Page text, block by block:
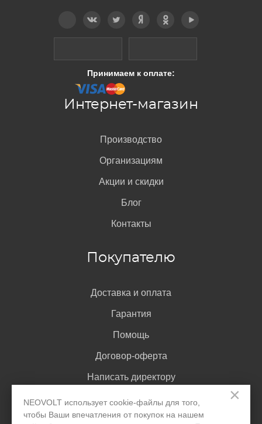
×
NEOVOLT использует cookie-файлы для того,
чтобы Ваши впечатления от покупок на нашем
Принимаем к оплате:
Интернет-магазин
Производство
Организациям
Акции и скидки
Блог
Контакты
Покупателю
Доставка и оплата
Гарантия
Помощь
Договор-оферта
Написать директору